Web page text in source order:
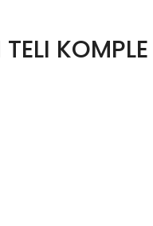
KOMPLE